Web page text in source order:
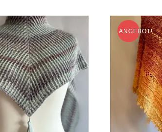
ANGEBOT!